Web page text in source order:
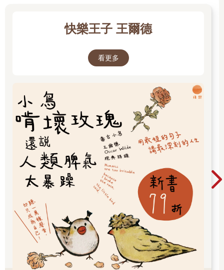
電視暗掉。鬆開，她的手背安靜下來
曳著拖鞋，進臥房——手上與全身的波紋
醉人的夢話中，牠爬進來
她儉省，紗門破了多年，僅用紙板擋起
牠身軀扁平，輕易鑽過縫隙
明亮的背翅擦出幾絲光
旋飛、漾在夜燈下。夢有了伴。
牠從容來到廚房
那只舊鐵鍋，時間的擦痕滿布其外
鍋內，高高聳立，廚餘的山
牠爬上全雞的骨頭、梨的甜籽、魚刺還沾著糖醋醬
今夕是豐年！牠想，她的孫子回來了
牠快速離開廚房、鑽出紙板
一邊竄動六條節肢一邊思索：
她的孫子越來越少探望
眼看暫時也不會有玄孫⋯⋯
快樂王子 王爾德
看更多